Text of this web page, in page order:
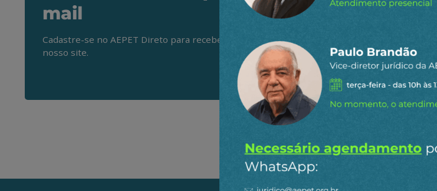
mail
Cadastre-se no AEPET Direto para receber os principais conteúdos publicados em
nosso site.
Ao clicar em